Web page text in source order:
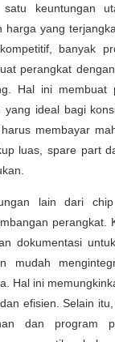
satu keuntungan
harga yang
banyak
perangkat
Hal ini membuat
yang ideal bagi
membayar
luas, spare part
lain dari
perangkat.
dokumentasi
mudah
Hal ini
efisien. Selain
dan program